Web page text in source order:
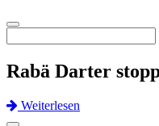
Toggle
navigation
Rabä Darter
Weiterlesen
Previous
Next